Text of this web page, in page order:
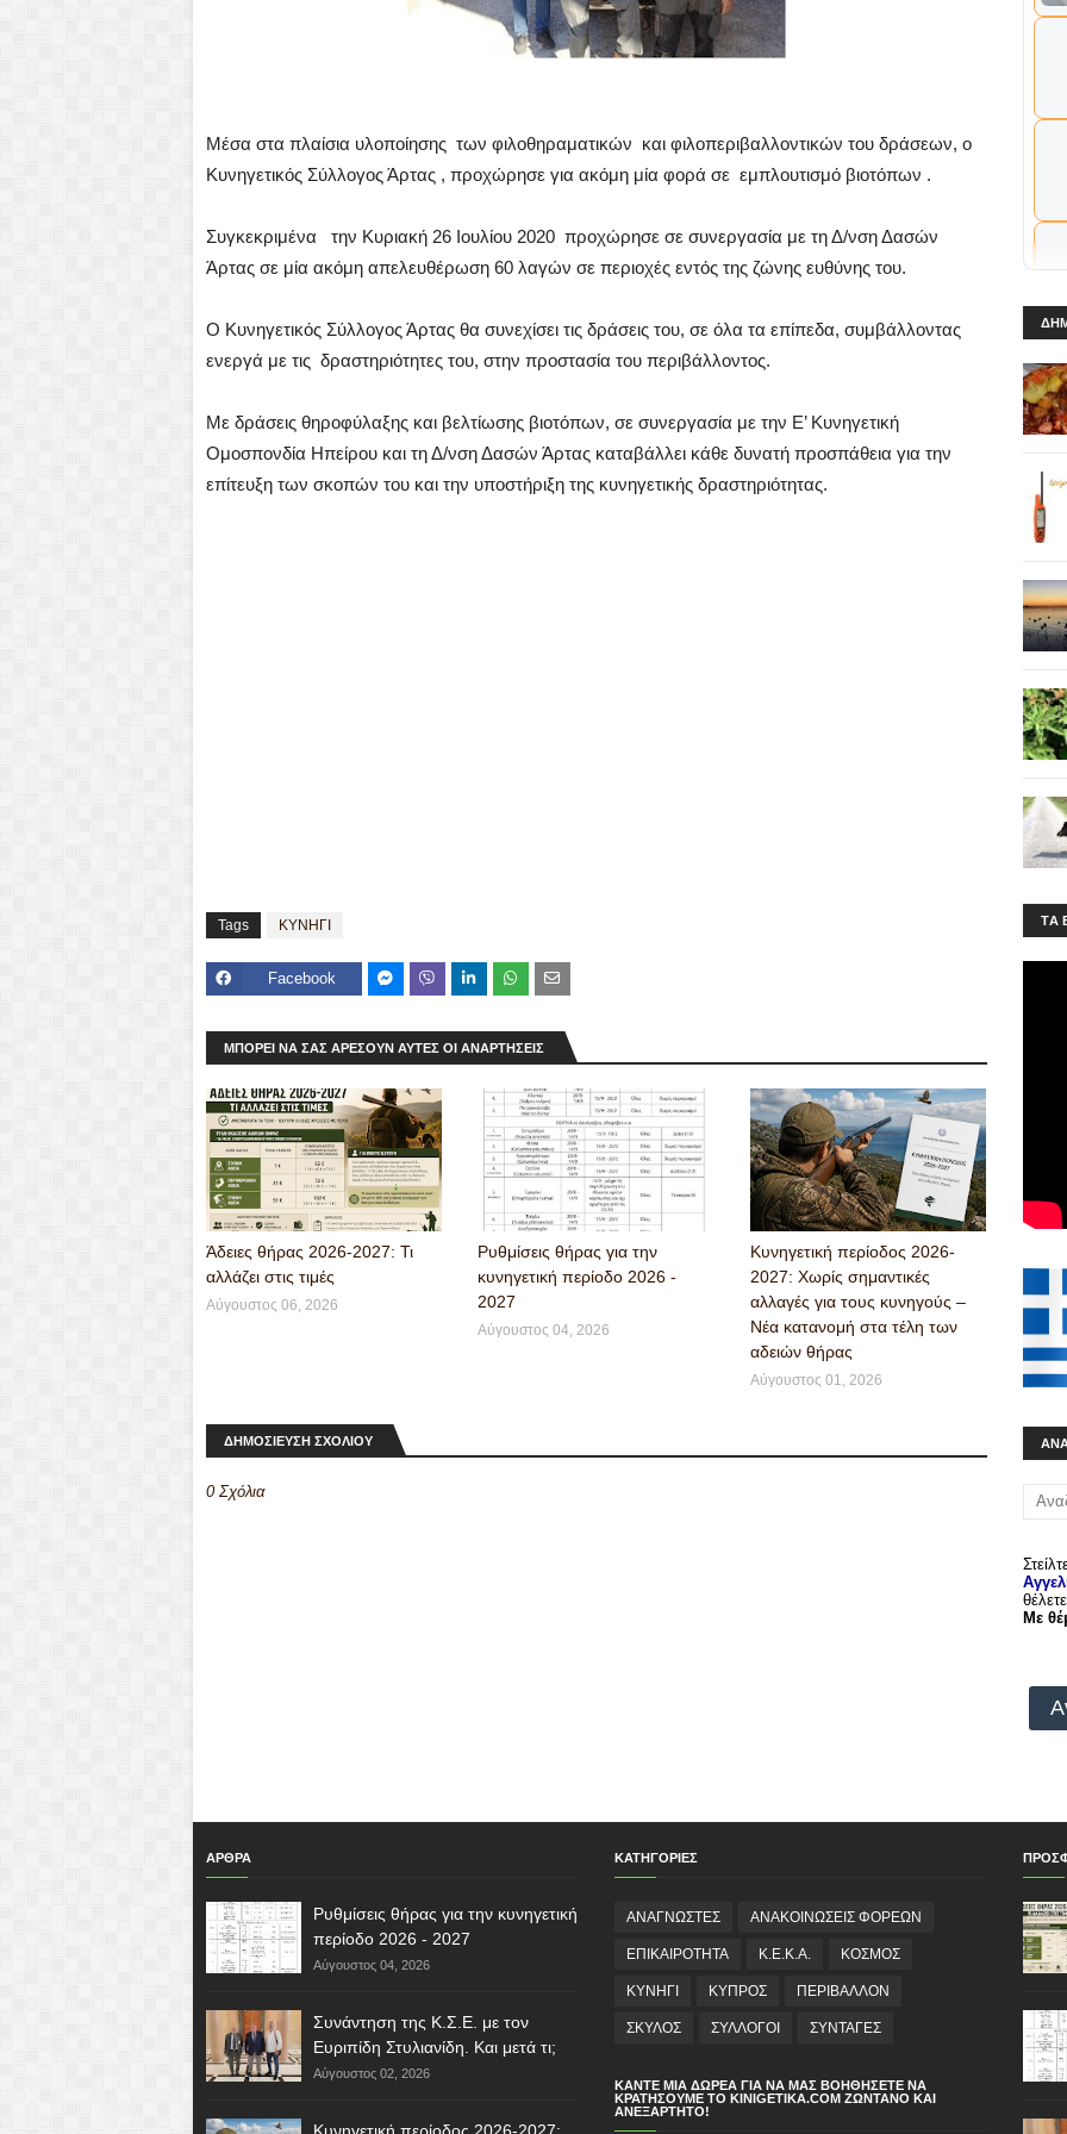
Μέσα στα πλαίσια υλοποίησης των φιλοθηραματικών και φιλοπεριβαλλοντικών του δράσεων, ο
Κυνηγετικός Σύλλογος Άρτας , προχώρησε για ακόμη μία φορά σε εμπλουτισμό βιοτόπων .
Συγκεκριμένα την Κυριακή 26 Ιουλίου 2020 προχώρησε σε συνεργασία με τη Δ/νση Δασών
Άρτας σε μία ακόμη απελευθέρωση 60 λαγών σε περιοχές εντός της ζώνης ευθύνης του.
Ο Κυνηγετικός Σύλλογος Άρτας θα συνεχίσει τις δράσεις του, σε όλα τα επίπεδα, συμβάλλοντας
ενεργά με τις δραστηριότητες του, στην προστασία του περιβάλλοντος.
Με δράσεις θηροφύλαξης και βελτίωσης βιοτόπων, σε συνεργασία με την Ε’ Κυνηγετική
Ομοσπονδία Ηπείρου και τη Δ/νση Δασών Άρτας καταβάλλει κάθε δυνατή προσπάθεια για την
επίτευξη των σκοπών του και την υποστήριξη της κυνηγετικής δραστηριότητας.
Tags ΚΥΝΗΓΙ
Facebook
seng
ΜΠΟΡΕΊ ΝΑ ΣΑΣ ΑΡΈΣΟΥΝ ΑΥΤΈΣ ΟΙ ΑΝΑΡΤΉΣΕΙΣ
Άδειες θήρας 2026-2027: Τι
αλλάζει στις τιμές
Αύγουστος 06, 2026
Ρυθμίσεις θήρας για την
κυνηγετική περίοδο 2026 -
2027
Αύγουστος 04, 2026
Κυνηγετική περίοδος 2026-
2027: Χωρίς σημαντικές
αλλαγές για τους κυνηγούς –
Νέα κατανομή στα τέλη των
αδειών θήρας
Αύγουστος 01, 2026
ΔΗΜΟΣΙΕΥΣΗ ΣΧΟΛΙΟΥ
0 Σχόλια
ΤA
Με
ΑΡΘΡΑ
Ρυθμίσεις θήρας για την κυνηγετική
περίοδο 2026 - 2027
Αύγουστος 04, 2026
Συνάντηση της Κ.Σ.Ε. με τον
Ευριπίδη Στυλιανίδη. Και μετά τι;
Αύγουστος 02, 2026
ΚΑΤΗΓΟΡΙΕΣ
ΑΝΑΓΝΩΣΤΕΣ ΑΝΑΚΟΙΝΩΣΕΙΣ ΦΟΡΕΩΝ
ΕΠΙΚΑΙΡΟΤΗΤΑ Κ.Ε.Κ.Α. ΚΟΣΜΟΣ
ΚΥΝΗΓΙ ΚΥΠΡΟΣ ΠΕΡΙΒΑΛΛΟΝ
ΣΚΥΛΟΣ ΣΥΛΛΟΓΟΙ ΣΥΝΤΑΓΕΣ
ΚΆΝΤΕ ΜΙΑ ΔΩΡΕΆ ΓΙΑ ΝΑ ΜΑΣ ΒΟΗΘΉΣΕΤΕ ΝΑ
ΚΡΑΤΉΣΟΥΜΕ ΤΟ KINIGETIKA.COM ΖΩΝΤΑΝΌ ΚΑΙ
ΑΝΕΞΆΡΤΗΤΟ!